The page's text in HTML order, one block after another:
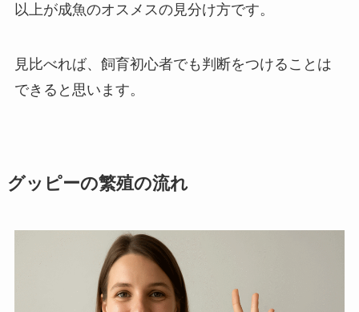
以上が成魚のオスメスの見分け方です。
見比べれば、飼育初心者でも判断をつけることは
できると思います。
グッピーの繁殖の流れ